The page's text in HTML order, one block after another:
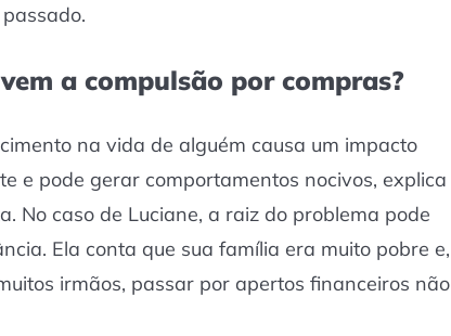
a compulsão por compras?
na vida de alguém causa um impacto
e pode gerar comportamentos nocivos, explica
No caso de Luciane, a raiz do problema pode
Ela conta que sua família era muito pobre e,
irmãos, passar por apertos financeiros não